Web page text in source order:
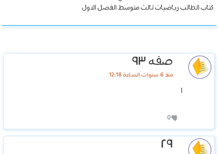
كتاب الطالب رياضيات ثالث متوسط الفصل الاول
صفه ٩٣
منذ 6 سنوات الساعة 12:18
١
0
٢٩